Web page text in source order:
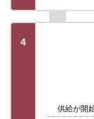
4
供給が開